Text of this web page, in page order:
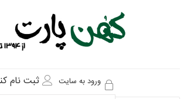
ورود به سایت
ثبت نام